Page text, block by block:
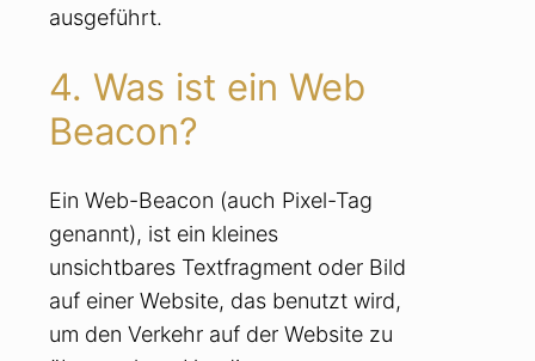
ausgeführt.
4. Was ist ein Web
Beacon?
Ein Web-Beacon (auch Pixel-Tag
genannt), ist ein kleines
unsichtbares Textfragment oder Bild
auf einer Website, das benutzt wird,
um den Verkehr auf der Website zu